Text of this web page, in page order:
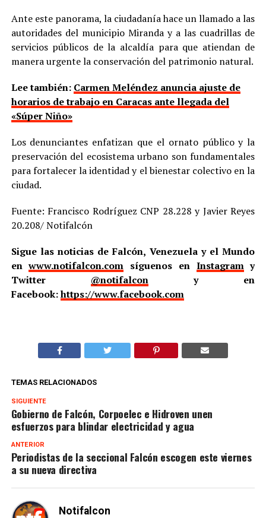
Ante este panorama, la ciudadanía hace un llamado a las
autoridades del municipio Miranda y a las cuadrillas de
servicios públicos de la alcaldía para que atiendan de
manera urgente la conservación del patrimonio natural.
Lee también: Carmen Meléndez anuncia ajuste de
horarios de trabajo en Caracas ante llegada del
«Súper Niño»
Los denunciantes enfatizan que el ornato público y la
preservación del ecosistema urbano son fundamentales
para fortalecer la identidad y el bienestar colectivo en la
ciudad.
Fuente: Francisco Rodríguez CNP 28.228 y Javier Reyes
20.208/ Notifalcón
Sigue las noticias de Falcón, Venezuela y el Mundo
enwww.notifalcon.com síguenos en Instagramy
Twitter @notifalcony en
Facebook:https://www.facebook.com
TEMAS RELACIONADOS
SIGUIENTE
Gobierno de Falcón, Corpoelec e Hidroven unen
esfuerzos para blindar electricidad y agua
ANTERIOR
Periodistas de la seccional Falcón escogen este viernes
a su nueva directiva
Notifalcon